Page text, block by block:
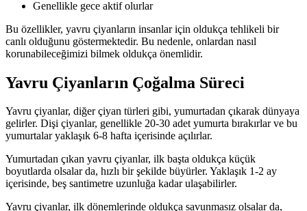
Genellikle gece aktif olurlar
Bu özellikler, yavru çiyanların insanlar için oldukça tehlikeli bir
canlı olduğunu göstermektedir. Bu nedenle, onlardan nasıl
korunabileceğimizi bilmek oldukça önemlidir.
Yavru Çiyanların Çoğalma Süreci
Yavru çiyanlar, diğer çiyan türleri gibi, yumurtadan çıkarak dünyaya
gelirler. Dişi çiyanlar, genellikle 20-30 adet yumurta bırakırlar ve bu
yumurtalar yaklaşık 6-8 hafta içerisinde açılırlar.
Yumurtadan çıkan yavru çiyanlar, ilk başta oldukça küçük
boyutlarda olsalar da, hızlı bir şekilde büyürler. Yaklaşık 1-2 ay
içerisinde, beş santimetre uzunluğa kadar ulaşabilirler.
Yavru çiyanlar, ilk dönemlerinde oldukça savunmasız olsalar da,